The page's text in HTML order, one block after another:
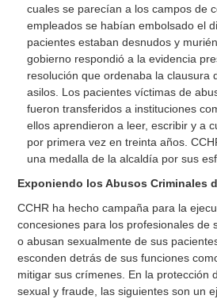
cuales se parecían a los campos de
empleados se habían embolsado el
pacientes estaban desnudos y
gobierno respondió a la evidencia
resolución que ordenaba la clausura
asilos. Los pacientes víctimas de
fueron transferidos a instituciones
ellos aprendieron a leer, escribir y a
por primera vez en treinta años.
una medalla de la alcaldía por sus
Exponiendo los Abusos Criminales
CCHR ha hecho campaña para la
concesiones para los profesionales de
o abusan sexualmente de sus
esconden detrás de sus funciones
mitigar sus crímenes. En la protección
sexual y fraude, las siguientes son un